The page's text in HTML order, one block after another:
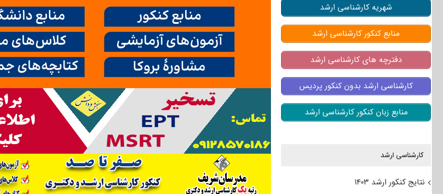
شهریه کارشناسی ارشد
منابع کنکور کارشناسی ارشد
دفترچه های کارشناسی ارشد
کارشناسی ارشد بدون کنکور پردیس
منابع زبان کنکور کارشناسی ارشد
کارشناسی ارشد
نتایج کنکور ارشد ۱۴۰۳